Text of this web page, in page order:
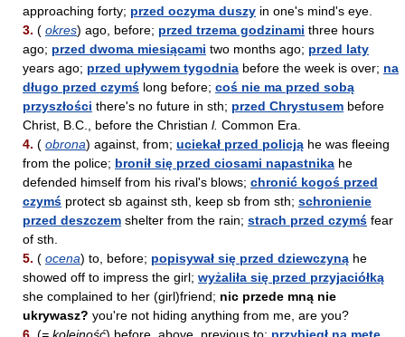
approaching forty; przed oczyma duszy in one's mind's eye.
3. ( okres) ago, before; przed trzema godzinami three hours
ago; przed dwoma miesiącami two months ago; przed laty
years ago; przed upływem tygodnia before the week is over; na
długo przed czymś long before; coś nie ma przed sobą
przyszłości there's no future in sth; przed Chrystusem before
Christ, B.C., before the Christian l. Common Era.
4. ( obrona) against, from; uciekał przed policją he was fleeing
from the police; bronił się przed ciosami napastnika he
defended himself from his rival's blows; chronić kogoś przed
czymś protect sb against sth, keep sb from sth; schronienie
przed deszczem shelter from the rain; strach przed czymś fear
of sth.
5. ( ocena) to, before; popisywał się przed dziewczyną he
showed off to impress the girl; wyżaliła się przed przyjaciółką
she complained to her (girl)friend; nic przede mną nie
ukrywasz? you're not hiding anything from me, are you?